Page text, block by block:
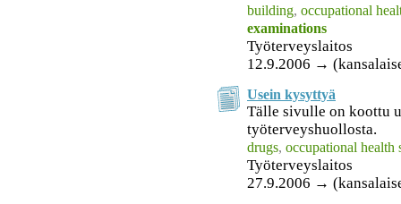
building, occupational
examinations
Työterveyslaitos
12.9.2006 →
Usein kysyttyä
Tälle sivulle on koottu
työterveyshuollosta.
drugs, occupational health
Työterveyslaitos
27.9.2006 →